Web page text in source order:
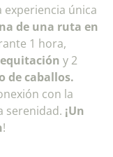
única
de una ruta en
1 hora,
y 2
de caballos.
con la
serenidad. ¡Un
!